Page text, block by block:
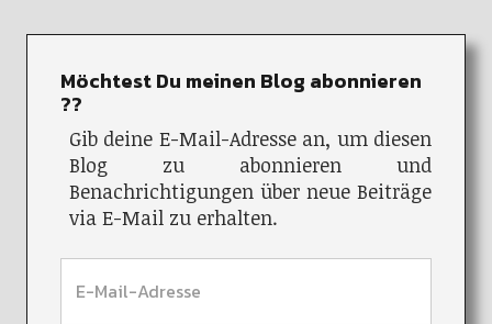
Möchtest Du meinen Blog abonnieren
??
Gib deine E-Mail-Adresse an, um diesen
Blog zu abonnieren und
Benachrichtigungen über neue Beiträge
via E-Mail zu erhalten.